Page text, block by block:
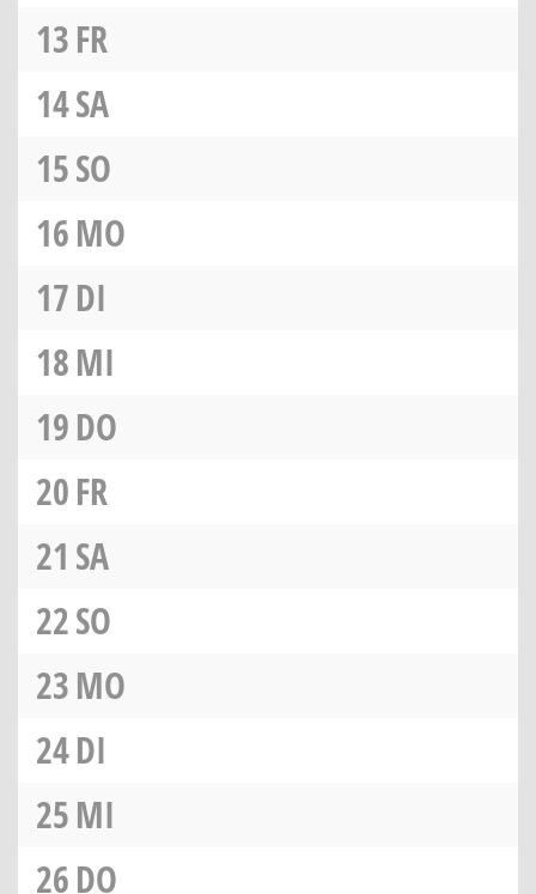
13FR
14SA
15SO
16MO
17DI
18MI
19DO
20FR
21 SA
22SO
23MO
24DI
25MI
26DO